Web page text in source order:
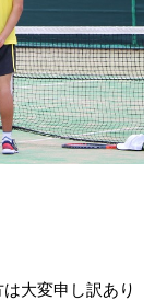
大変申し訳あり